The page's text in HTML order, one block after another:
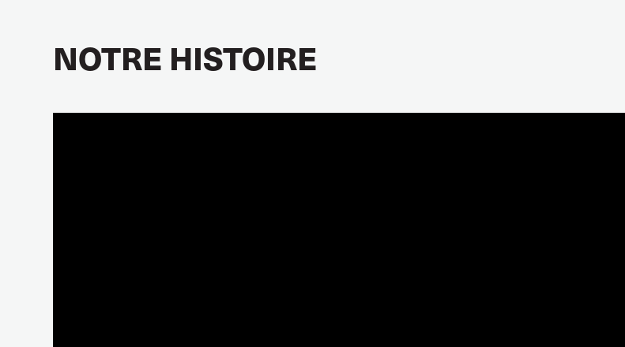
NOTRE HISTOIRE